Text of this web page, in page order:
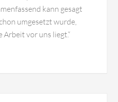
kann gesagt
umgesetzt wurde,
Arbeit vor uns liegt.“